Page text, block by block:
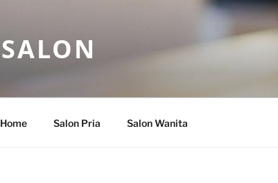
SALON
Home Salon Pria Salon Wanita